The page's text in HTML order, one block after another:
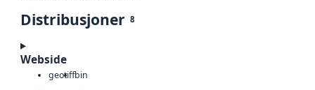
Distribusjoner 8
Webside
geotiffbin